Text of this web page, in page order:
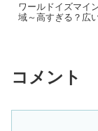
ワールドイズマイ
域～高すぎる？広
コメント